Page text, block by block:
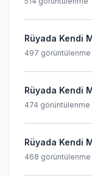
Rüyada Kendi
497 görüntülenme
Rüyada Kendi
474 görüntülenme
Rüyada Kendi
468 görüntülenme